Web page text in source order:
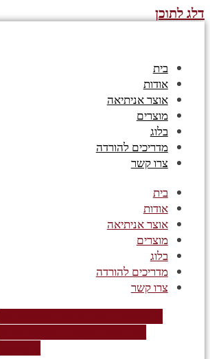
דלג לתוכן
בית
אודות
אוצר אניתיאה
מוצרים
בלוג
מדריכים להורדה
צרו קשר
בית
אודות
אוצר אניתיאה
מוצרים
בלוג
מדריכים להורדה
צרו קשר